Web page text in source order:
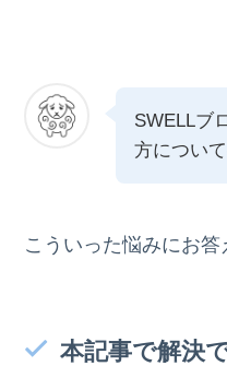
SWELLブ
方につい
こういった悩みにお答
本記事で解決